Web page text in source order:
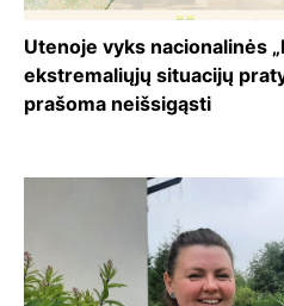
Utenoje vyks nacionalinės
ekstremaliųjų situacijų
prašoma neišsigąsti